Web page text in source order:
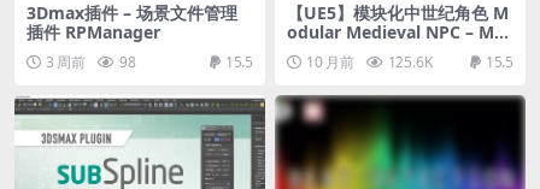
3Dmax插件 – 场景文件管理
插件 RPManager
3 周前 98 15.5
【UE5】模块化中世纪角色 M
odular Medieval NPC – Met
ahuman – Male/Female
10 月前 125.6K 15.5